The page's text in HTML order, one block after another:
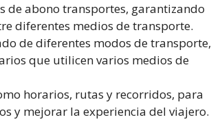
de abono transportes, garantizando
diferentes medios de transporte.
de diferentes modos de transporte,
que utilicen varios medios de
horarios, rutas y recorridos, para
y mejorar la experiencia del viajero.